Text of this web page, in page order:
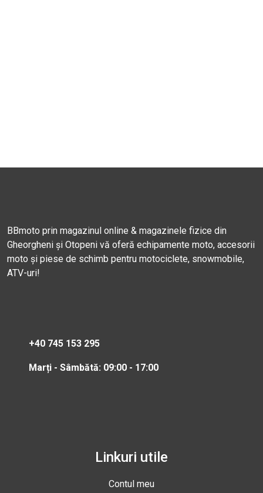
BBmoto prin magazinul online & magazinele fizice din
Gheorgheni și Otopeni vă oferă echipamente moto, accesorii
moto și piese de schimb pentru motociclete, snowmobile,
ATV-uri!
+40 745 153 295
Marți - Sâmbătă: 09:00 - 17:00
Linkuri utile
Contul meu